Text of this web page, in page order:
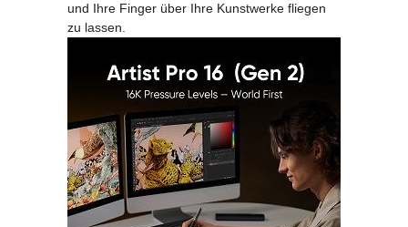
und Ihre Finger über Ihre Kunstwerke fliegen
zu lassen.